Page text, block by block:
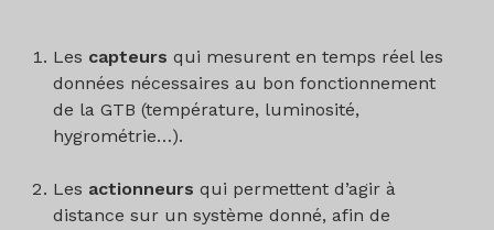
Les capteurs qui mesurent en temps réel les
données nécessaires au bon fonctionnement
de la GTB (température, luminosité,
hygrométrie…).
Les actionneurs qui permettent d’agir à
distance sur un système donné, afin de